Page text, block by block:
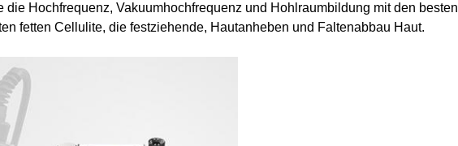
Hochfrequenz, Vakuumhochfrequenz und Hohlraumbildung mit den besten
fetten Cellulite, die festziehende, Hautanheben und Faltenabbau Haut.